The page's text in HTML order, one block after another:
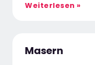
Weiterlesen »
Masern